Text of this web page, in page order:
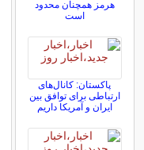
هرمز همچنان محدود
است
پاکستان: کانال‌های
ارتباطی برای توافق بین
ایران و آمریکا داریم